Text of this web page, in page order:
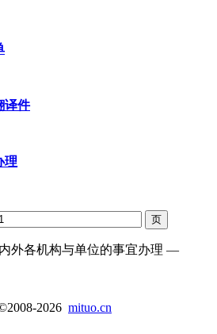
译件
理
外各机构与单位的事宜办理 —
2026 mituo.cn